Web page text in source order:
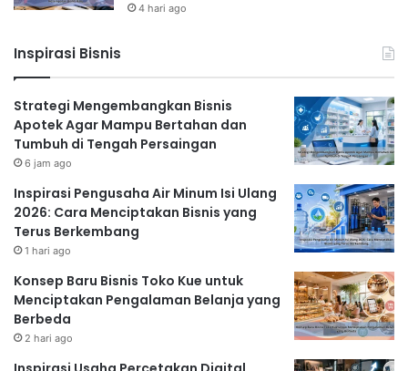
4 hari ago
Inspirasi Bisnis
Strategi Mengembangkan Bisnis
Apotek Agar Mampu Bertahan dan
Tumbuh di Tengah Persaingan
6 jam ago
Inspirasi Pengusaha Air Minum Isi Ulang
2026: Cara Menciptakan Bisnis yang
Terus Berkembang
1 hari ago
Konsep Baru Bisnis Toko Kue untuk
Menciptakan Pengalaman Belanja yang
Berbeda
2 hari ago